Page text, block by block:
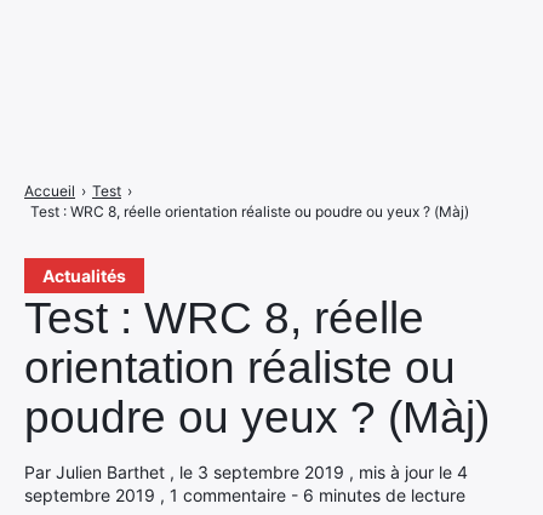
Actualités
Test : WRC 8, réelle
orientation réaliste ou
poudre ou yeux ? (Màj)
Par Julien Barthet , le 3 septembre 2019 , mis à jour le 4
septembre 2019 , 1 commentaire - 6 minutes de lecture
Accueil › Test ›
Test : WRC 8, réelle orientation réaliste ou poudre ou yeux ? (Màj)